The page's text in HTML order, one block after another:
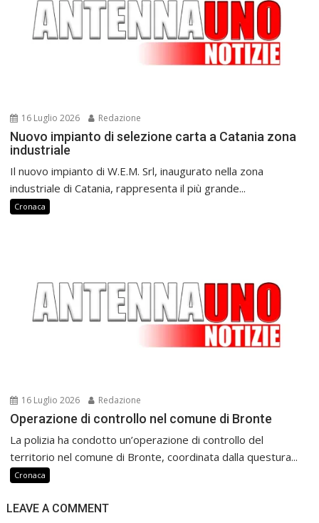
16 Luglio 2026 Redazione
Nuovo impianto di selezione carta a Catania zona
industriale
Il nuovo impianto di W.E.M. Srl, inaugurato nella zona
industriale di Catania, rappresenta il più grande...
Cronaca
16 Luglio 2026 Redazione
Operazione di controllo nel comune di Bronte
La polizia ha condotto un’operazione di controllo del
territorio nel comune di Bronte, coordinata dalla questura...
Cronaca
LEAVE A COMMENT